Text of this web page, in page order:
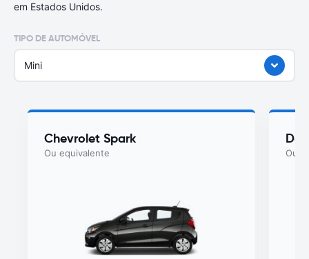
em Estados Unidos.
TIPO DE AUTOMÓVEL
Mini
Chevrolet Spark
Ou equivalente Ou